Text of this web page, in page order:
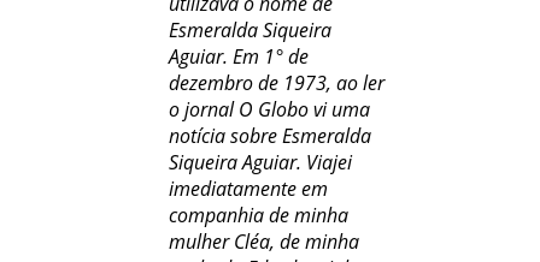
Esmeralda Siqueira
Aguiar. Em 1° de
dezembro de 1973, ao ler
o jornal O Globo vi uma
notícia sobre Esmeralda
Siqueira Aguiar. Viajei
imediatamente em
companhia de minha
mulher Cléa, de minha